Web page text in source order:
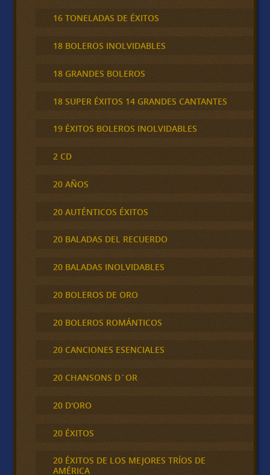
16 TONELADAS DE ÉXITOS
18 BOLEROS INOLVIDABLES
18 GRANDES BOLEROS
18 SUPER ÉXITOS 14 GRANDES CANTANTES
19 ÉXITOS BOLEROS INOLVIDABLES
2 CD
20 AÑOS
20 AUTÉNTICOS ÉXITOS
20 BALADAS DEL RECUERDO
20 BALADAS INOLVIDABLES
20 BOLEROS DE ORO
20 BOLEROS ROMÁNTICOS
20 CANCIONES ESENCIALES
20 CHANSONS D´OR
20 D'ORO
20 ÉXITOS
20 ÉXITOS DE LOS MEJORES TRÍOS DE
AMÉRICA